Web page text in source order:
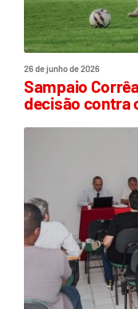
26 de junho de 2026
Sampaio
decisão contra